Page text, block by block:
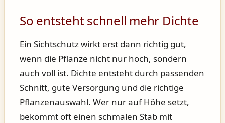
So entsteht schnell mehr Dichte
Ein Sichtschutz wirkt erst dann richtig gut,
wenn die Pflanze nicht nur hoch, sondern
auch voll ist. Dichte entsteht durch passenden
Schnitt, gute Versorgung und die richtige
Pflanzenauswahl. Wer nur auf Höhe setzt,
bekommt oft einen schmalen Stab mit